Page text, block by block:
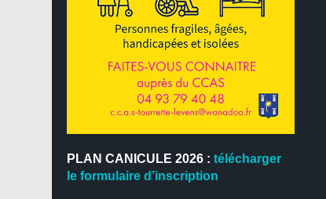
PLAN CANICULE 2026 : télécharger
le formulaire d’inscription